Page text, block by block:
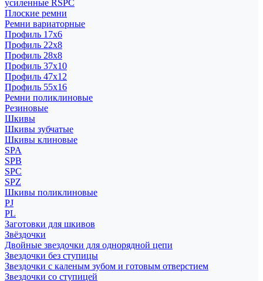
усиленные RSPC
Плоские ремни
Ремни вариаторные
Профиль 17x6
Профиль 22x8
Профиль 28x8
Профиль 37x10
Профиль 47x12
Профиль 55x16
Ремни поликлиновые
Резиновые
Шкивы
Шкивы зубчатые
Шкивы клиновые
SPA
SPB
SPC
SPZ
Шкивы поликлиновые
PJ
PL
Заготовки для шкивов
Звёздочки
Двойные звездочки для однорядной цепи
Звездочки без ступицы
Звездочки с каленым зубом и готовым отверстием
Звездочки со ступицей